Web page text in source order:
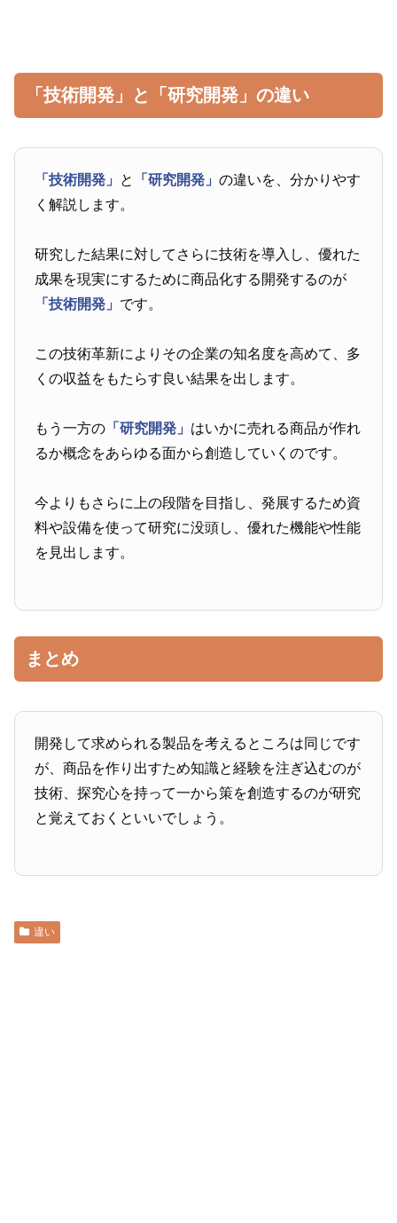
「技術開発」と「研究開発」の違い
「技術開発」 と 「研究開発」の違いを、分かりやす
く解説します。
研究した結果に対してさらに技術を導入し、優れた
成果を現実にするために商品化する開発するのが
「技術開発」 です。
この技術革新によりその企業の知名度を高めて、多
くの収益をもたらす良い結果を出します。
もう一方の 「研究開発」 はいかに売れる商品が作れ
るか概念をあらゆる面から創造していくのです。
今よりもさらに上の段階を目指し、発展するため資
料や設備を使って研究に没頭し、優れた機能や性能
を見出します。
まとめ
開発して求められる製品を考えるところは同じです
が、商品を作り出すため知識と経験を注ぎ込むのが
技術、探究心を持って一から策を創造するのが研究
と覚えておくといいでしょう。
違い